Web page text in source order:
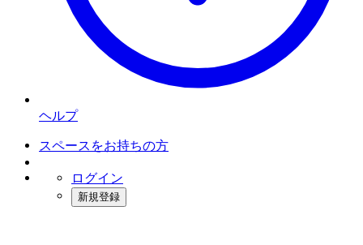
ヘルプ
スペースをお持ちの方
ログイン
新規登録